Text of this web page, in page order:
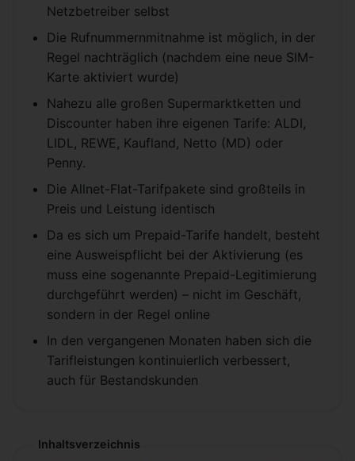
Netzbetreiber selbst
Die Rufnummernmitnahme ist möglich, in der
Regel nachträglich (nachdem eine neue SIM-
Karte aktiviert wurde)
Nahezu alle großen Supermarktketten und
Discounter haben ihre eigenen Tarife: ALDI,
LIDL, REWE, Kaufland, Netto (MD) oder
Penny.
Die Allnet-Flat-Tarifpakete sind großteils in
Preis und Leistung identisch
Da es sich um Prepaid-Tarife handelt, besteht
eine Ausweispflicht bei der Aktivierung (es
muss eine sogenannte Prepaid-Legitimierung
durchgeführt werden) – nicht im Geschäft,
sondern in der Regel online
In den vergangenen Monaten haben sich die
Tarifleistungen kontinuierlich verbessert,
auch für Bestandskunden
Inhaltsverzeichnis